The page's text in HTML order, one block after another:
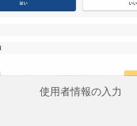
使用者情報の入力